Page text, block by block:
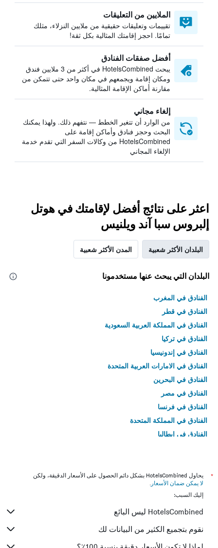
الملايين من التعليقات
تقييمات وتعليقات حقيقية من ملايين النزلاء، مثلك
تمامًا. احجز إقامتك المثالية بكل ثقة!
أفضل صفقات الفنادق
يبحث HotelsCombined في أكثر من 3 ملايين فندق
ومكان إقامة ويجمعهم في مكان واحد حتى تتمكن من
مقارنة أماكن الإقامة المثالية.
إلغاء مجاني
من الوارد أن تتغير الخطط — نتفهم ذلك. ولهذا يمكنك
البحث وحجز فنادق وأماكن إقامة على
HotelsCombined من وكالات السفر التي تقدم خدمة
الإلغاء المجاني
اعثر على نتائج أفضل لإقامتك في هوتل
إلبروس سبا آند ويلنيس
البلدان الأكثر شعبية المدن الأكثر شعبية
البلدان التي يبحث عنها مستخدمونا
الفنادق في المغرب
الفنادق في قطر
الفنادق في المملكة العربية السعودية
الفنادق في تركيا
الفنادق في إندونيسيا
الفنادق في الامارات العربية المتحدة
الفنادق في البحرين
الفنادق في مصر
الفنادق في فرنسا
الفنادق في المملكة المتحدة
الفنادق في إيطاليا
*
يحاول HotelsCombined بشكل دائم الحصول على الأسعار الدقيقة، ولكن
لا يمكن ضمان الأسعار .
إليك السبب:
HotelsCombined ليس البائع
نقوم بتجميع الكثير من البيانات لك